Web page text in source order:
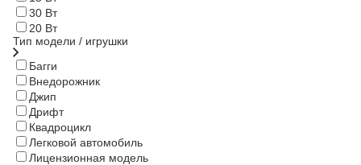
30 Вт
20 Вт
Тип модели / игрушки
Багги
Внедорожник
Джип
Дрифт
Квадроцикл
Легковой автомобиль
Лицензионная модель